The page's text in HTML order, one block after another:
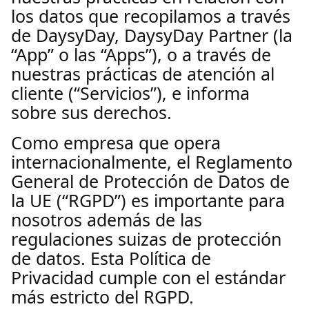
los datos que recopilamos a través
de DaysyDay, DaysyDay Partner (la
“App” o las “Apps”), o a través de
nuestras prácticas de atención al
cliente (“Servicios”), e informa
sobre sus derechos.
Como empresa que opera
internacionalmente, el Reglamento
General de Protección de Datos de
la UE (“RGPD”) es importante para
nosotros además de las
regulaciones suizas de protección
de datos. Esta Política de
Privacidad cumple con el estándar
más estricto del RGPD.